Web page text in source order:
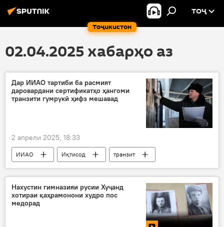
Тоҷикистон
ТОҶ
02.04.2025 хабарҳо аз
Дар ИИАО тартиби ба расмият
даровардани сертификатҳо ҳангоми
транзити гумрукӣ ҳифз мешавад
2 апрели 2025, 18:33
ИИАО Иқтисод
транзит
гумрук
Нахустин гимназияи русии Хуҷанд
хотираи қаҳрамонони худро пос
медорад